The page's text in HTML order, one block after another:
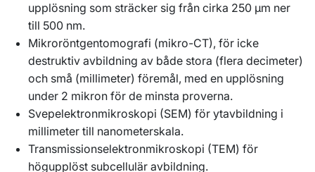
upplösning som sträcker sig från cirka 250 μm ner
till 500 nm.
Mikroröntgentomografi (mikro-CT), för icke
destruktiv avbildning av både stora (flera decimeter)
och små (millimeter) föremål, med en upplösning
under 2 mikron för de minsta proverna.
Svepelektronmikroskopi (SEM) för ytavbildning i
millimeter till nanometerskala.
Transmissionselektronmikroskopi (TEM) för
högupplöst subcellulär avbildning.